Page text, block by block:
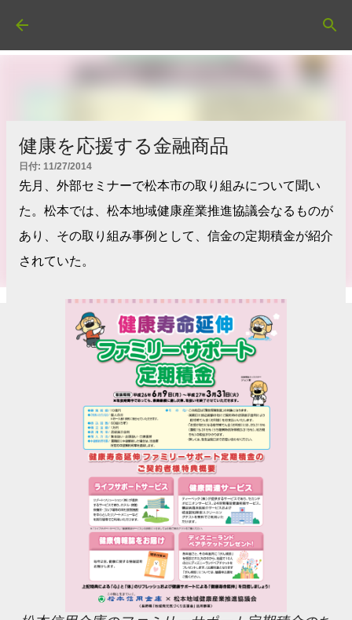
健康を応援する金融商品
日付: 11/27/2014
先月、外部セミナーで松本市の取り組みについて聞い
た。松本では、松本地域健康産業推進協議会なるものが
あり、その取り組み事例として、信金の定期積金が紹介
されていた。